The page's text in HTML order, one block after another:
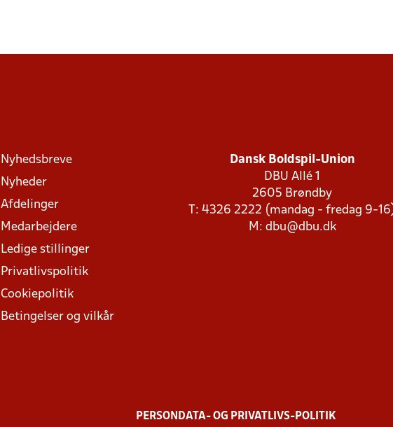
Nyhedsbreve
Nyheder
Afdelinger
Medarbejdere
Ledige stillinger
Privatlivspolitik
Cookiepolitik
Betingelser og vilkår
Dansk Boldspil-Union
DBU Allé 1
2605 Brøndby
T: 4326 2222 (mandag - fredag 9-
M: dbu@dbu.dk
PERSONDATA- OG PRIVATLIVS-POLITIK